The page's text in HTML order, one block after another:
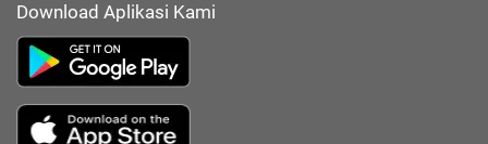
Download Aplikasi Kami